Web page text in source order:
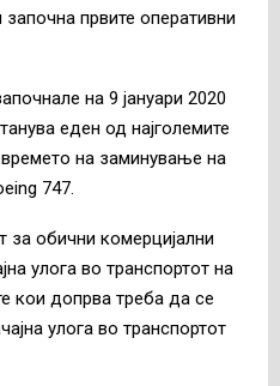
започна првите оперативни
на 9 јануари 2020
еден од најголемите
на заминување на
747.
за обични комерцијални
улога во транспортот на
кои допрва треба да се
улога во транспортот